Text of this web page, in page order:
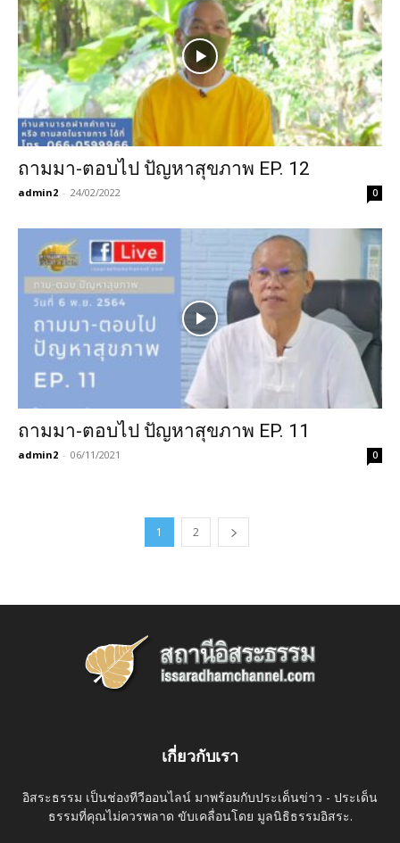
ถามมา-ตอบไป ปัญหาสุขภาพ EP. 12
admin2 - 24/02/2022 0
ถามมา-ตอบไป ปัญหาสุขภาพ EP. 11
admin2 - 06/11/2021 0
1 2
เกี่ยวกับเรา
อิสระธรรม เป็นช่องทีวีออนไลน์ มาพร้อมกับประเด็นข่าว - ประเด็น
ธรรมที่คุณไม่ควรพลาด ขับเคลื่อนโดย มูลนิธิธรรมอิสระ.